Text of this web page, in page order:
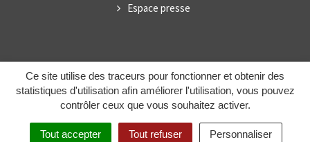
Ce site utilise des traceurs pour fonctionner et obtenir des
statistiques d'utilisation afin améliorer l'utilisation, vous pouvez
contrôler ceux que vous souhaitez activer.
Tout accepter Tout refuser Personnaliser
Espace presse